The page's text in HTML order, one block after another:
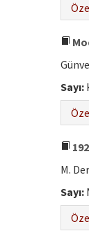
Sayı:
M.
Sayı: